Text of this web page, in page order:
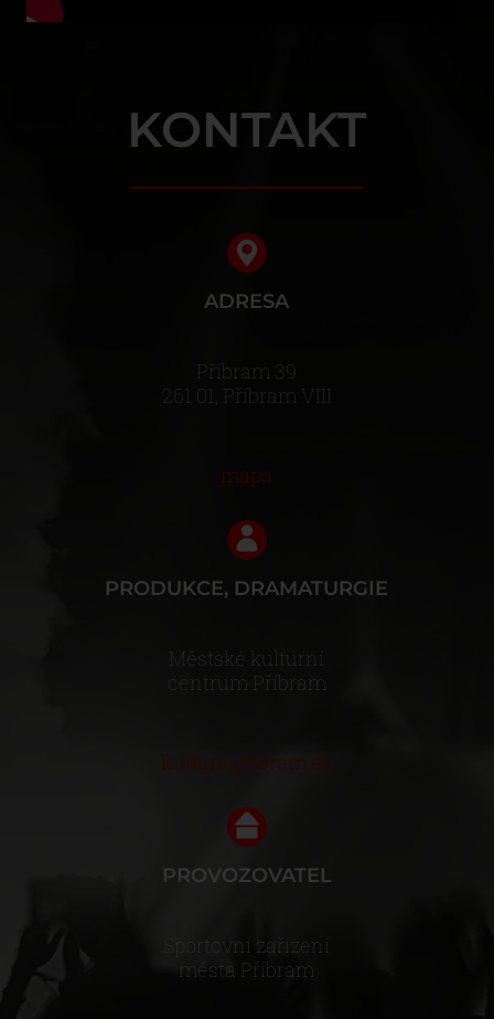
KONTAKT
ADRESA
Příbram 39
261 01, Příbram VIII
mapa
PRODUKCE, DRAMATURGIE
Městské kulturní
centrum Příbram
kultura.pribram.eu
PROVOZOVATEL
Sportovní zařízení
města Příbram